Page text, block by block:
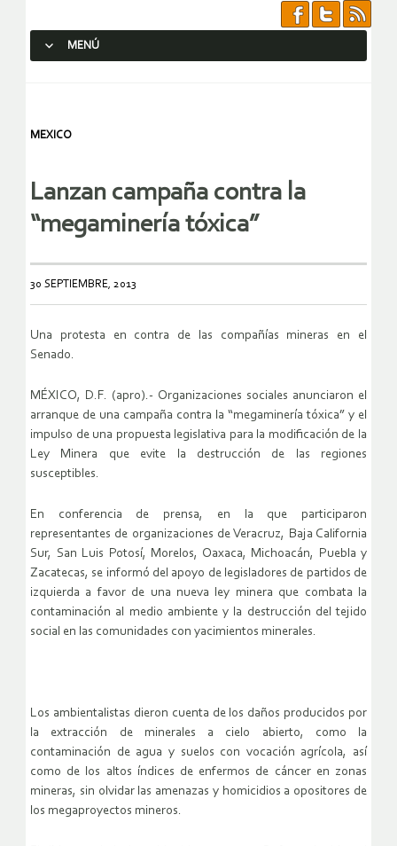
MENÚ
MEXICO
Lanzan campaña contra la
“megaminería tóxica”
30 SEPTIEMBRE, 2013
Una protesta en contra de las compañías mineras en el
Senado.
MÉXICO, D.F. (apro).- Organizaciones sociales anunciaron el
arranque de una campaña contra la “megaminería tóxica” y el
impulso de una propuesta legislativa para la modificación de la
Ley Minera que evite la destrucción de las regiones
susceptibles.
En conferencia de prensa, en la que participaron
representantes de organizaciones de Veracruz, Baja California
Sur, San Luis Potosí, Morelos, Oaxaca, Michoacán, Puebla y
Zacatecas, se informó del apoyo de legisladores de partidos de
izquierda a favor de una nueva ley minera que combata la
contaminación al medio ambiente y la destrucción del tejido
social en las comunidades con yacimientos minerales.
Los ambientalistas dieron cuenta de los daños producidos por
la extracción de minerales a cielo abierto, como la
contaminación de agua y suelos con vocación agrícola, así
como de los altos índices de enfermos de cáncer en zonas
mineras, sin olvidar las amenazas y homicidios a opositores de
los megaproyectos mineros.